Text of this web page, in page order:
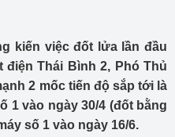
kiến việc đốt lửa lần đầu
điện Thái Bình 2, Phó Thủ
2 mốc tiến độ sắp tới là
1 vào ngày 30/4 (đốt bằng
số 1 vào ngày 16/6.